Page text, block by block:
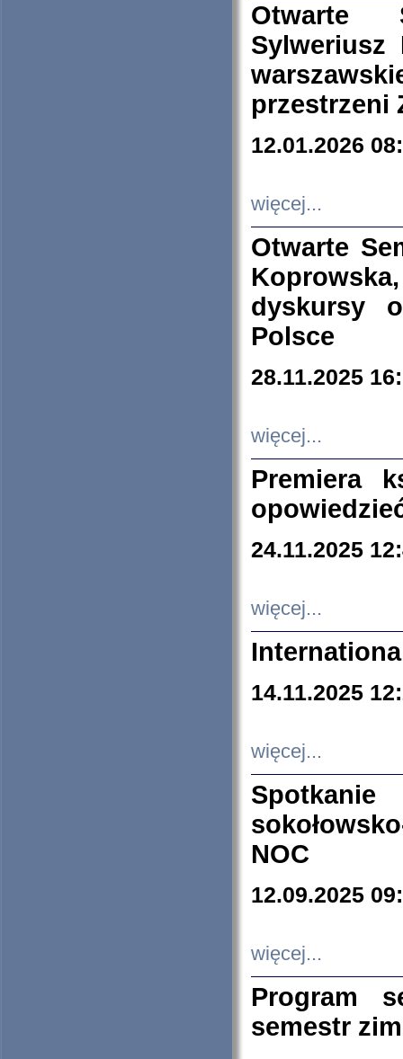
Otwarte
Sylweriusz
przestrzeni
12.01.2026
więcej...
Otwarte
dyskursy
Polsce
28.11.2025
więcej...
Premiera
24.11.2025
więcej...
14.11.2025
więcej...
NOC
12.09.2025
więcej...
Program
semestr